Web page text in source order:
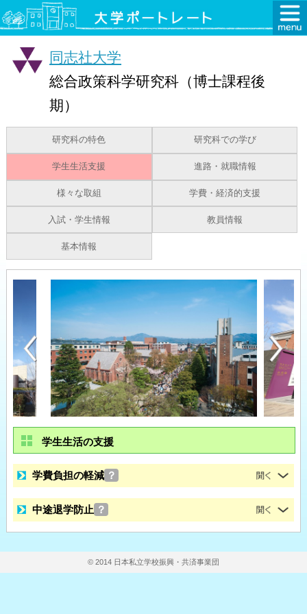
同志社大学
総合政策科学研究科（博士課程後
期）
研究科の特色 研究科での学び
学生生活支援 進路・就職情報
様々な取組 学費・経済的支援
入試・学生情報 教員情報
基本情報
学生生活の支援
学費負担の軽減 ？
中途退学防止 ？
© 2014 日本私立学校振興・共済事業団